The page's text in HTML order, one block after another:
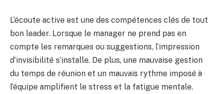
L’écoute active est une des compétences clés de tout
bon leader. Lorsque le manager ne prend pas en
compte les remarques ou suggestions, l’impression
d’invisibilité s’installe. De plus, une mauvaise gestion
du temps de réunion et un mauvais rythme imposé à
l’équipe amplifient le stress et la fatigue mentale.